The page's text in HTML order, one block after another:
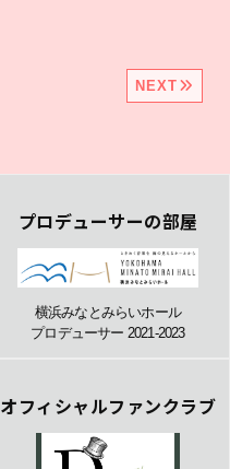
NEXT
プロデューサーの部屋
横浜みなとみらいホール
プロデューサー 2021-2023
オフィシャルファンクラブ